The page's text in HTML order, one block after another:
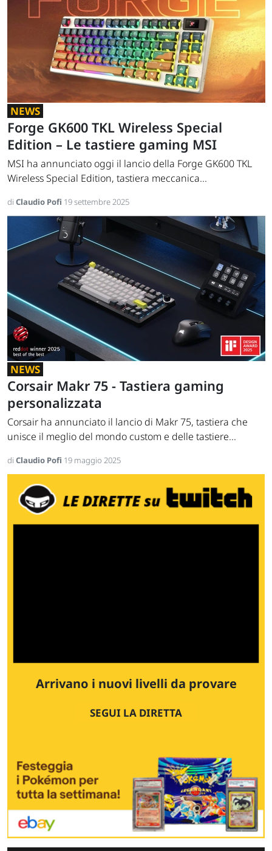
NEWS
Forge GK600 TKL Wireless Special
Edition – Le tastiere gaming MSI
MSI ha annunciato oggi il lancio della Forge GK600 TKL
Wireless Special Edition, tastiera meccanica...
di Claudio Pofi 19 settembre 2025
NEWS
Corsair Makr 75 - Tastiera gaming
personalizzata
Corsair ha annunciato il lancio di Makr 75, tastiera che
unisce il meglio del mondo custom e delle tastiere...
di Claudio Pofi 19 maggio 2025
Arrivano i nuovi livelli da provare
SEGUI LA DIRETTA